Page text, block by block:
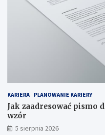
KARIERA PLANOWANIE KARIERY
Jak zaadresować pismo
wzór
5 sierpnia 2026